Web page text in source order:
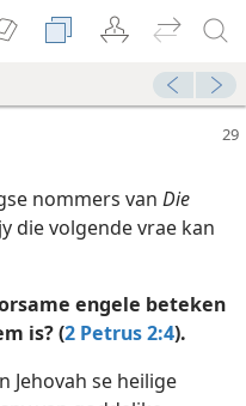
nommers van Die
die volgende vrae kan
engele beteken
is? (2 Petrus 2:4).
Jehovah se heilige